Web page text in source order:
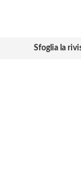
Sfoglia la